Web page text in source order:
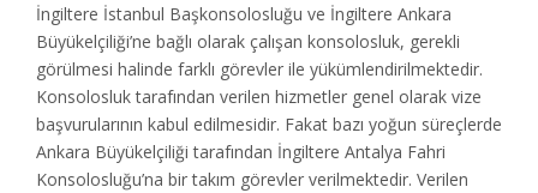
İngiltere İstanbul Başkonsolosluğu ve İngiltere Ankara
Büyükelçiliği’ne bağlı olarak çalışan konsolosluk, gerekli
görülmesi halinde farklı görevler ile yükümlendirilmektedir.
Konsolosluk tarafından verilen hizmetler genel olarak vize
başvurularının kabul edilmesidir. Fakat bazı yoğun süreçlerde
Ankara Büyükelçiliği tarafından İngiltere Antalya Fahri
Konsolosluğu’na bir takım görevler verilmektedir. Verilen